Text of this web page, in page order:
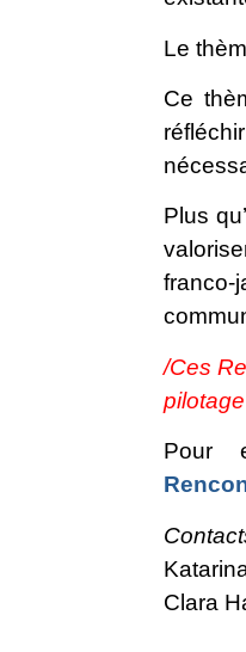
Le
Ce
Plus
franco-
/Ces
Pour
Clara